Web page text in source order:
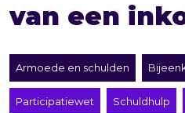
van een
Armoede en schulden
Participatiewet Schuldhulp